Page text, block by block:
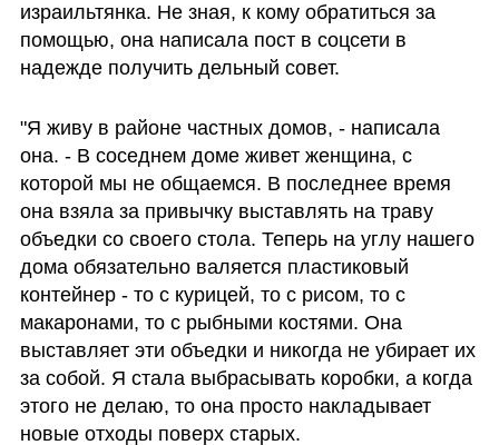
израильтянка. Не зная, к кому обратиться за
помощью, она написала пост в соцсети в
надежде получить дельный совет.
"Я живу в районе частных домов, - написала
она. - В соседнем доме живет женщина, с
которой мы не общаемся. В последнее время
она взяла за привычку выставлять на траву
объедки со своего стола. Теперь на углу нашего
дома обязательно валяется пластиковый
контейнер - то с курицей, то с рисом, то с
макаронами, то с рыбными костями. Она
выставляет эти объедки и никогда не убирает их
за собой. Я стала выбрасывать коробки, а когда
этого не делаю, то она просто накладывает
новые отходы поверх старых.